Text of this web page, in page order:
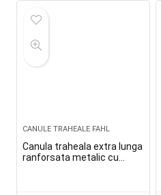
CANULE TRAHEALE FAHL
Canula traheala extra lunga
ranforsata metalic cu